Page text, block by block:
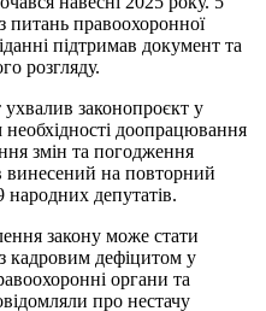
питань правоохоронної
підтримав документ та
розгляду.
законопроєкт у
доопрацювання
змін та погодження
винесений на повторний
народних депутатів.
закону може стати
кадровим дефіцитом у
органи та
про нестачу